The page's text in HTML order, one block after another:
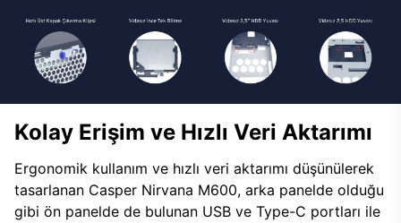
Kolay Erişim ve Hızlı Veri Aktarımı
Ergonomik kullanım ve hızlı veri aktarımı düşünülerek
tasarlanan Casper Nirvana M600, arka panelde olduğu
gibi ön panelde de bulunan USB ve Type-C portları ile